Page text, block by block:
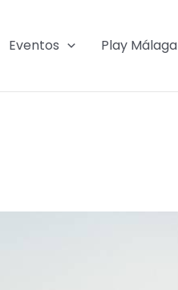
Eventos Play Málaga